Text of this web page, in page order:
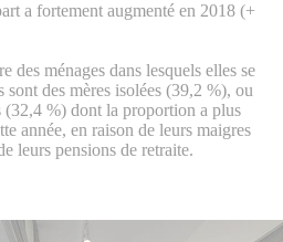
a fortement augmenté en 2018 (+
des ménages dans lesquels elles se
des mères isolées (39,2 %), ou
(32,4 %) dont la proportion a plus
année, en raison de leurs maigres
leurs pensions de retraite.